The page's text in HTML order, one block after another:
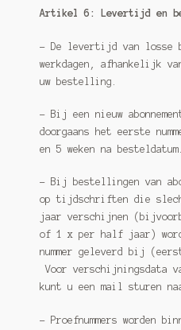
Artikel 6: Levertijd en
– De levertijd van
werkdagen, afhankelijk
uw bestelling.
– Bij een nieuw
doorgaans het eerste
en 5 weken na besteldatum.
– Bij bestellingen van
op tijdschriften die
jaar verschijnen
of 1 x per half jaar)
nummer geleverd bij
Voor verschijningsdata
kunt u een mail sturen
– Proefnummers worden